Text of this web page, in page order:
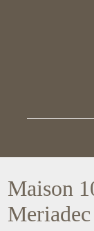
Maison
Meriadec